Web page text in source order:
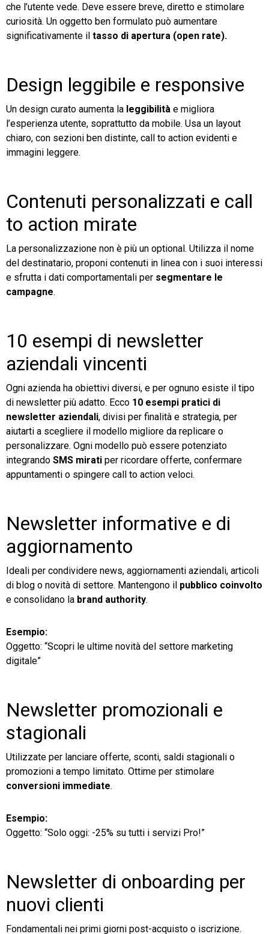
che l’utente vede. Deve essere breve, diretto e stimolare
curiosità. Un oggetto ben formulato può aumentare
significativamente il tasso di apertura (open rate).
Design leggibile e responsive
Un design curato aumenta la leggibilità e migliora
l’esperienza utente, soprattutto da mobile. Usa un layout
chiaro, con sezioni ben distinte, call to action evidenti e
immagini leggere.
Contenuti personalizzati e call
to action mirate
La personalizzazione non è più un optional. Utilizza il nome
del destinatario, proponi contenuti in linea con i suoi interessi
e sfrutta i dati comportamentali per segmentare le
campagne.
10 esempi di newsletter
aziendali vincenti
Ogni azienda ha obiettivi diversi, e per ognuno esiste il tipo
di newsletter più adatto. Ecco 10 esempi pratici di
newsletter aziendali, divisi per finalità e strategia, per
aiutarti a scegliere il modello migliore da replicare o
personalizzare. Ogni modello può essere potenziato
integrando SMS mirati per ricordare offerte, confermare
appuntamenti o spingere call to action veloci.
Newsletter informative e di
aggiornamento
Ideali per condividere news, aggiornamenti aziendali, articoli
di blog o novità di settore. Mantengono il pubblico coinvolto
e consolidano la brand authority.
Esempio:
Oggetto: “Scopri le ultime novità del settore marketing
digitale”
Newsletter promozionali e
stagionali
Utilizzate per lanciare offerte, sconti, saldi stagionali o
promozioni a tempo limitato. Ottime per stimolare
conversioni immediate.
Esempio:
Oggetto: “Solo oggi: -25% su tutti i servizi Pro!”
Newsletter di onboarding per
nuovi clienti
Fondamentali nei primi giorni post-acquisto o iscrizione.